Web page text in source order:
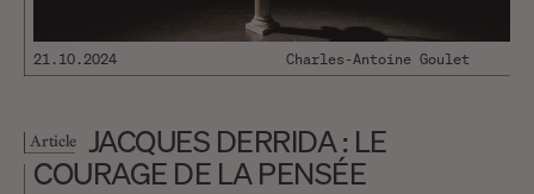
21.10.2024 Charles-Antoine Goulet
Article JACQUES DERRIDA : LE
COURAGE DE LA PENSÉE